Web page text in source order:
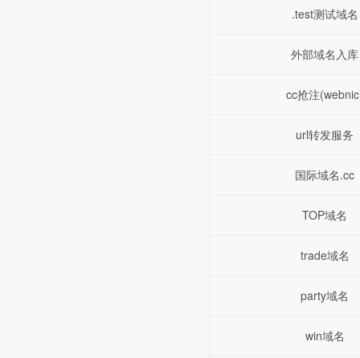
.test测试域名
外部域名入库
cc抢注
url转发服务
国际域名.cc
TOP域名
trade域名
party域名
win域名